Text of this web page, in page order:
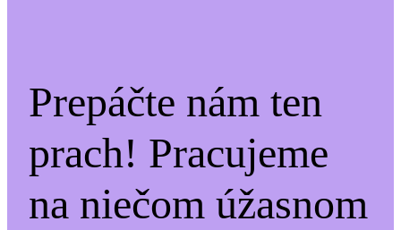
Prepáčte nám ten
prach! Pracujeme
na niečom úžasnom